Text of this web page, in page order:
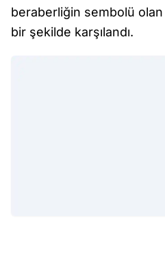
beraberliğin sembolü
bir şekilde karşılandı.